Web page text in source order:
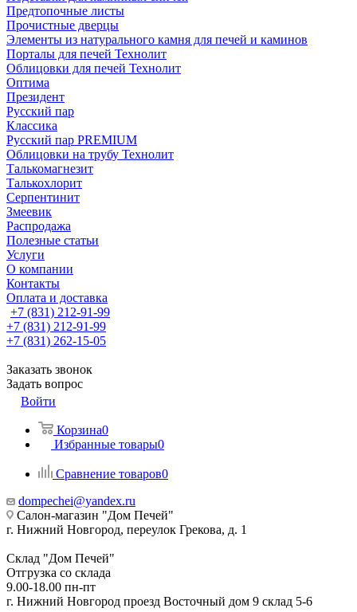
Предтопочные листы
Прочистные дверцы
Элементы из натурального камня для печей и каминов
Порталы для печей Технолит
Облицовки для печей Технолит
Оптима
Президент
Русский пар
Классика
Русский пар PREMIUM
Облицовки на трубу Технолит
Талькомагнезит
Талькохлорит
Серпентинит
Змеевик
Распродажа
Полезные статьи
Услуги
О компании
Контакты
Оплата и доставка
+7 (831) 212-91-99
+7 (831) 212-91-99
+7 (831) 262-15-05
Заказать звонок
Задать вопрос
Войти
Корзина0
Избранные товары0
Сравнение товаров0
dompechei@yandex.ru
Салон-магазин "Дом Печей"
г. Нижний Новгород, переулок Грекова, д. 1
Склад "Дом Печей"
Отгрузка со склада
9.00-18.00 пн-пт
г. Нижний Новгород проезд Восточный дом 9 склад 5-6